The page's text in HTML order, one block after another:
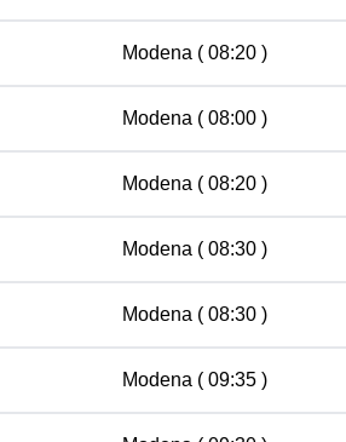
Modena ( 08:20 )
Modena ( 08:00 )
Modena ( 08:20 )
Modena ( 08:30 )
Modena ( 08:30 )
Modena ( 09:35 )